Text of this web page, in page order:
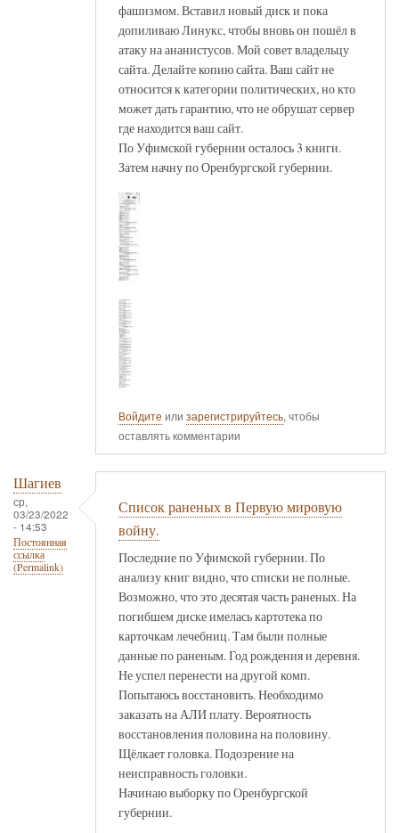
фашизмом. Вставил новый диск и пока
допиливаю Линукс, чтобы вновь он пошёл в
атаку на ананистусов. Мой совет владельцу
сайта. Делайте копию сайта. Ваш сайт не
относится к категории политических, но кто
может дать гарантию, что не обрушат сервер
где находится ваш сайт.
По Уфимской губернии осталось 3 книги.
Затем начну по Оренбургской губернии.
Войдите или зарегистрируйтесь, чтобы
оставлять комментарии
Шагиев
ср,
03/23/2022
- 14:53
Постоянная
ссылка
(Permalink)
Список раненых в Первую мировую
войну.
Последние по Уфимской губернии. По
анализу книг видно, что списки не полные.
Возможно, что это десятая часть раненых. На
погибшем диске имелась картотека по
карточкам лечебниц. Там были полные
данные по раненым. Год рождения и деревня.
Не успел перенести на другой комп.
Попытаюсь восстановить. Необходимо
заказать на АЛИ плату. Вероятность
восстановления половина на половину.
Щёлкает головка. Подозрение на
неисправность головки.
Начинаю выборку по Оренбургской
губернии.